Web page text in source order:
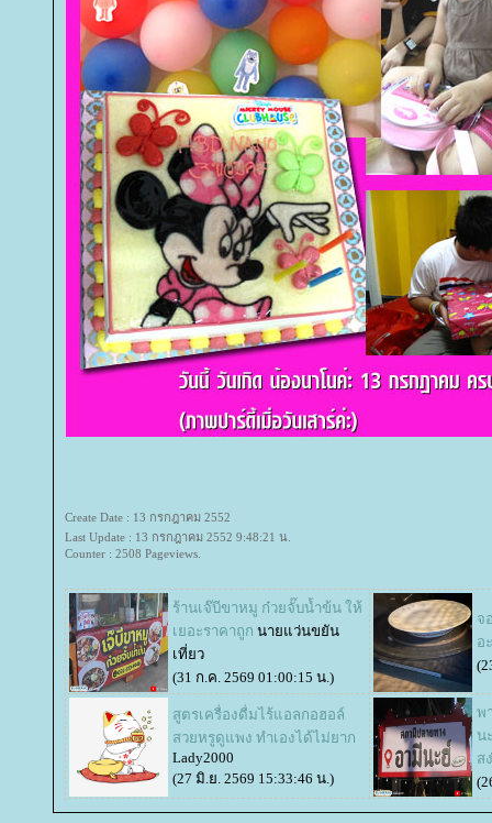
Create Date : 13 กรกฎาคม 2552
Last Update : 13 กรกฎาคม 2552 9:48:21 น.
Counter : 2508 Pageviews.
ร้านเจ๊บีขาหมู ก๋วยจั๊บน้ำข้น ให้
เยอะราคาถูก นายแว่นขยัน
เที่ยว
(31 ก.ค. 2569 01:00:15 น.)
จ
อ
สูตรเครื่องดื่มไร้แอลกอฮอล์
สวยหรูดูแพง ทำเองได้ไม่ยาก
Lady2000
(27 มิ.ย. 2569 15:33:46 น.)
พ
น
ส